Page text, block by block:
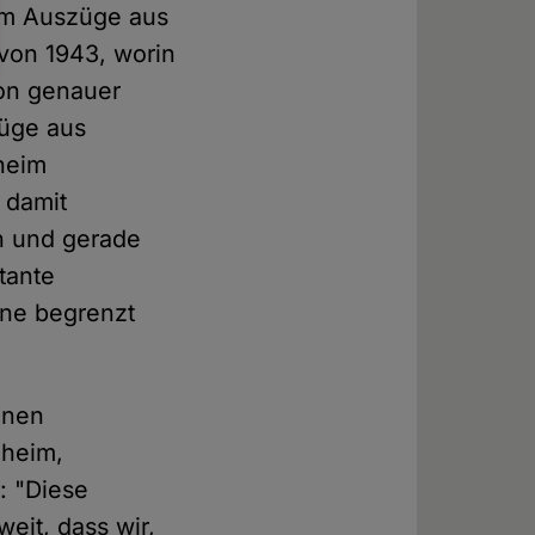
Auszüge aus
1943, worin
genauer
aus
und gerade
begrenzt
"Diese
dass wir,